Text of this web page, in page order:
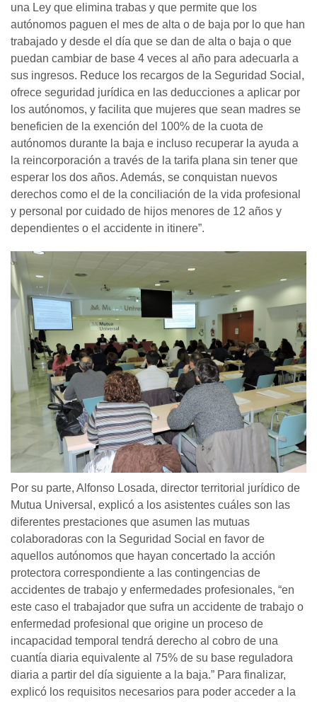
una Ley que elimina trabas y que permite que los
autónomos paguen el mes de alta o de baja por lo que han
trabajado y desde el día que se dan de alta o baja o que
puedan cambiar de base 4 veces al año para adecuarla a
sus ingresos. Reduce los recargos de la Seguridad Social,
ofrece seguridad jurídica en las deducciones a aplicar por
los autónomos, y facilita que mujeres que sean madres se
beneficien de la exención del 100% de la cuota de
autónomos durante la baja e incluso recuperar la ayuda a
la reincorporación a través de la tarifa plana sin tener que
esperar los dos años. Además, se conquistan nuevos
derechos como el de la conciliación de la vida profesional
y personal por cuidado de hijos menores de 12 años y
dependientes o el accidente in itinere”.
Por su parte, Alfonso Losada, director territorial jurídico de
Mutua Universal, explicó a los asistentes cuáles son las
diferentes prestaciones que asumen las mutuas
colaboradoras con la Seguridad Social en favor de
aquellos autónomos que hayan concertado la acción
protectora correspondiente a las contingencias de
accidentes de trabajo y enfermedades profesionales, “en
este caso el trabajador que sufra un accidente de trabajo o
enfermedad profesional que origine un proceso de
incapacidad temporal tendrá derecho al cobro de una
cuantía diaria equivalente al 75% de su base reguladora
diaria a partir del día siguiente a la baja.” Para finalizar,
explicó los requisitos necesarios para poder acceder a la